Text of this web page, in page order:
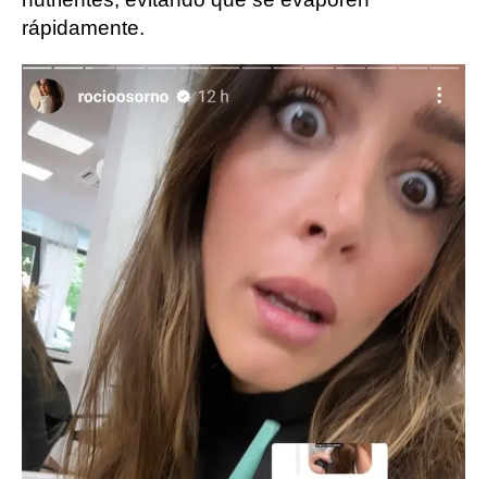
rápidamente.